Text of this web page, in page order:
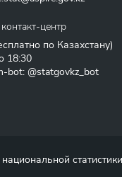
центр
по Казахстану)
18:30
bot: @statgovkz_bot